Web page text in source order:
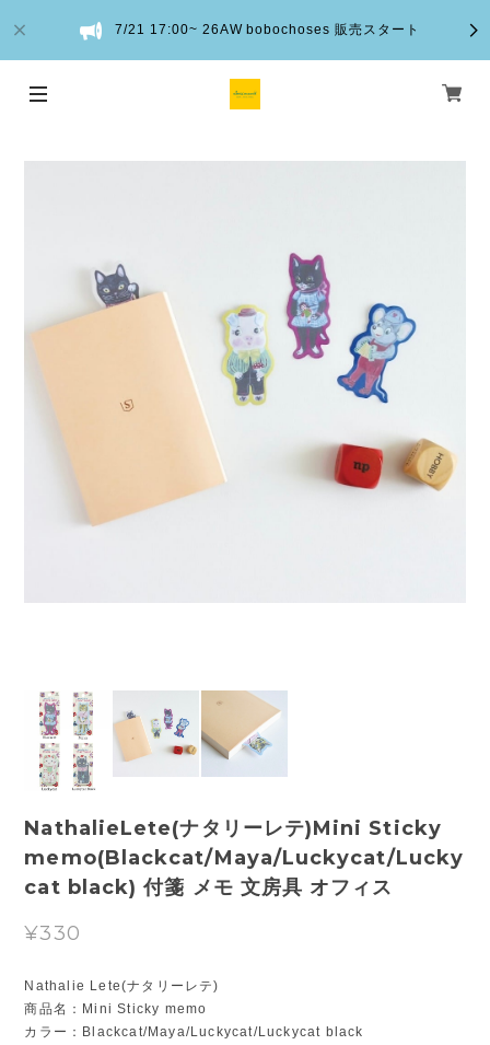
7/21 17:00~ 26AW bobochoses 販売スタート
NathalieLete(ナタリーレテ)Mini Sticky
memo(Blackcat/Maya/Luckycat/Lucky
cat black) 付箋 メモ 文房具 オフィス
¥330
Nathalie Lete(ナタリーレテ)
商品名：Mini Sticky memo
カラー：Blackcat/Maya/Luckycat/Luckycat black